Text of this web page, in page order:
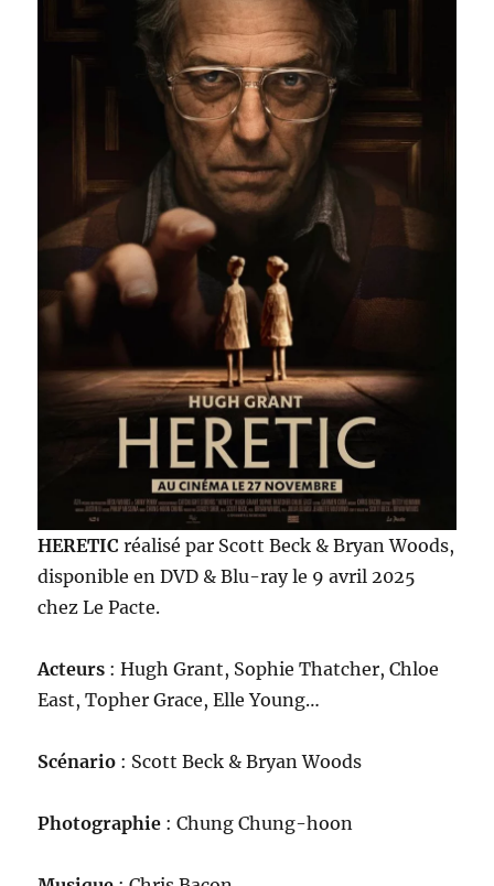
HERETICréalisé par Scott Beck & Bryan Woods,
disponible en DVD & Blu-ray le 9 avril 2025
chez Le Pacte.
Acteurs : Hugh Grant, Sophie Thatcher, Chloe
East, Topher Grace, Elle Young…
Scénario : Scott Beck & Bryan Woods
Photographie : Chung Chung-hoon